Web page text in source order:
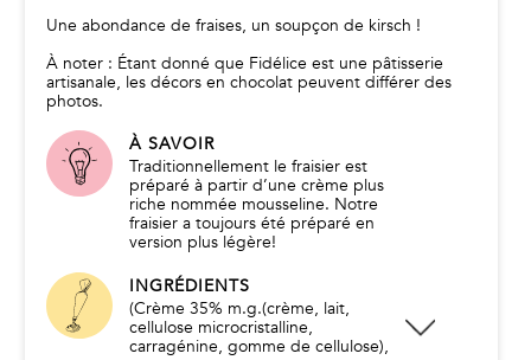
Une abondance de fraises, un soupçon de kirsch !
À noter : Étant donné que Fidélice est une pâtisserie
artisanale, les décors en chocolat peuvent différer des
photos.
À SAVOIR
Traditionnellement le fraisier est
préparé à partir d’une crème plus
riche nommée mousseline. Notre
fraisier a toujours été préparé en
version plus légère!
INGRÉDIENTS
(Crème 35% m.g.(crème, lait,
cellulose microcristalline,
carragénine, gomme de cellulose),